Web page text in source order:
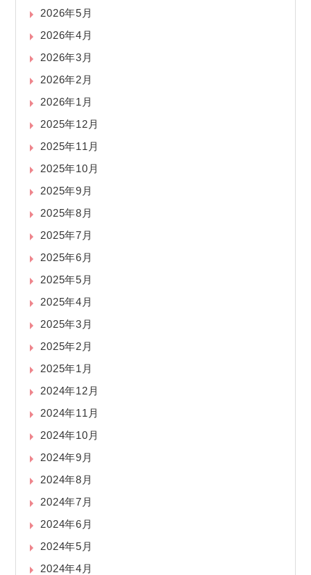
2026年5月
2026年4月
2026年3月
2026年2月
2026年1月
2025年12月
2025年11月
2025年10月
2025年9月
2025年8月
2025年7月
2025年6月
2025年5月
2025年4月
2025年3月
2025年2月
2025年1月
2024年12月
2024年11月
2024年10月
2024年9月
2024年8月
2024年7月
2024年6月
2024年5月
2024年4月